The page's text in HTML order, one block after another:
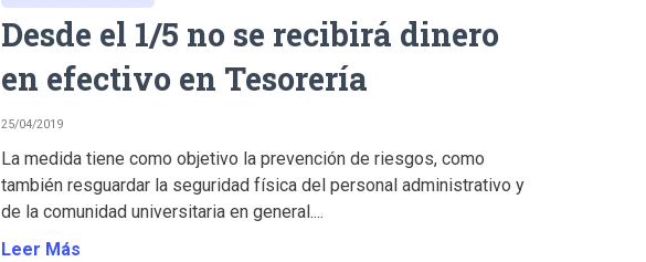
Desde el 1/5 no se recibirá dinero
en efectivo en Tesorería
25/04/2019
La medida tiene como objetivo la prevención de riesgos, como
también resguardar la seguridad física del personal administrativo y
de la comunidad universitaria en general....
Leer Más